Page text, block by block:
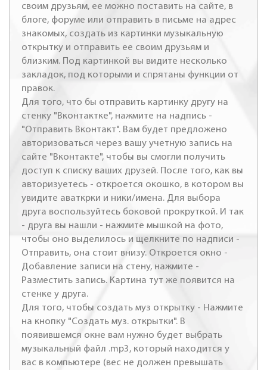
своим друзьям, ее можно поставить на сайте, в
блоге, форуме или отправить в письме на адрес
знакомых, создать из картинки музыкальную
открытку и отправить ее своим друзьям и
близким. Под картинкой вы видите несколько
закладок, под которыми и спрятаны функции от
правок.
Для того, что бы отправить картинку другу на
стенку "Вконтактке", нажмите на надпись -
"Отправить Вконтакт". Вам будет предложено
авторизоваться через вашу учетную запись на
сайте "Вконтакте", чтобы вы смогли получить
доступ к списку ваших друзей. После того, как вы
авторизуетесь - откроется окошко, в котором вы
увидите аваткрки и ники/имена. Для выбора
друга воспользуйтесь боковой прокруткой. И так
- друга вы нашли - нажмите мышкой на фото,
чтобы оно выделилось и щелкните по надписи -
Отправить, она стоит внизу. Откроется окно -
Добавление записи на стену, нажмите -
Разместить запись. Картина тут же появится на
стенке у друга.
Для того, чтобы создать муз открытку - Нажмите
на кнопку "Создать муз. открытки". В
появившемся окне вам нужно будет выбрать
музыкальный файл .mp3, который находится у
вас в компьютере (вес не должен превышать